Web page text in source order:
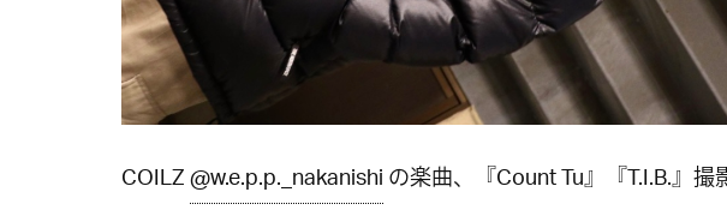
COILZ@w.e.p.p._nakanishiの楽曲、『Count Tu』『T.I.B.』撮